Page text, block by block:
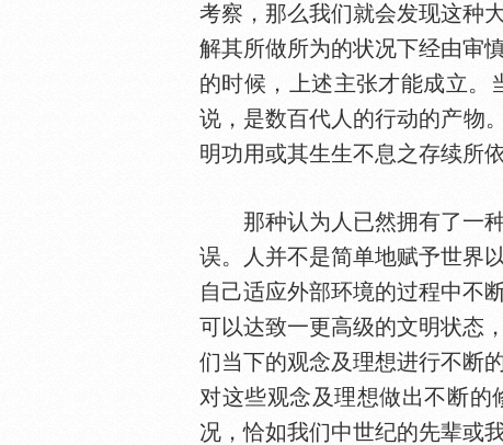
考察，那么我们就会发现这种
解其所做所为的状况下经由审
的时候，上述主张才能成立。
说，是数百代人的行动的产物
明功用或其生生不息之存续所
那种认为人已然拥有了一种
误。人并不是简单地赋予世界
自己适应外部环境的过程中不
可以达致一更高级的文明状态
们当下的观念及理想进行不断
对这些观念及理想做出不断
况，恰如我们中世纪的先辈或